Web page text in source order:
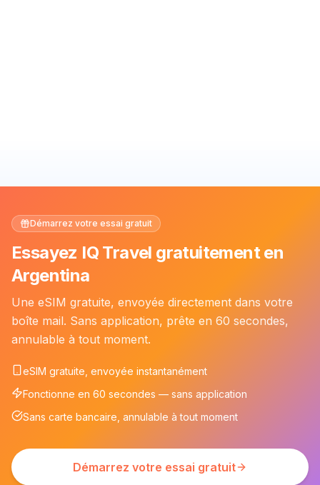
Démarrez votre essai gratuit
Essayez IQ Travel gratuitement en
Argentina
Une eSIM gratuite, envoyée directement dans votre
boîte mail. Sans application, prête en 60 secondes,
annulable à tout moment.
eSIM gratuite, envoyée instantanément
Fonctionne en 60 secondes — sans application
Sans carte bancaire, annulable à tout moment
Démarrez votre essai gratuit